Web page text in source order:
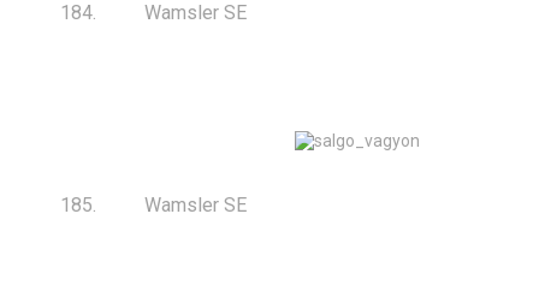
184. Wamsler SE
185. Wamsler SE